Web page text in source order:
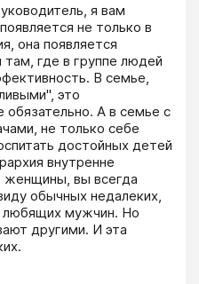
я вам
не только в
она появляется
где в группе людей
В семье,
это
обязательно. А в семье с
не только себе
достойных детей
внутренне
вы всегда
обычных недалеких,
любящих мужчин. Но
другими. И эта